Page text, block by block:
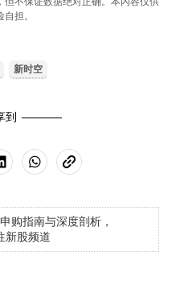
担。
新时空
到
购指南与深度剖析，
新股频道